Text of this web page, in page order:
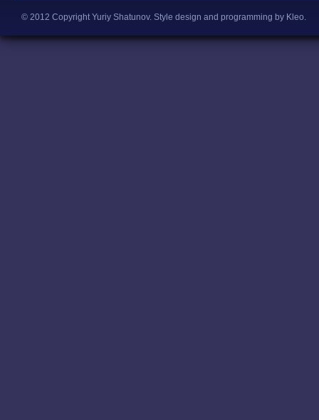
© 2012 Copyright Yuriy Shatunov. Style design and programming by Kleo.